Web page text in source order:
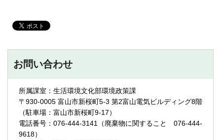
お問い合わせ
所属課室：生活環境文化部環境政策課
〒930-0005 富山市新桜町5-3 第2富山電気ビルディング8階
（駐車場：富山市新桜町9-17）
電話番号：076-444-3141（廃棄物に関すること 076-444-
9618）